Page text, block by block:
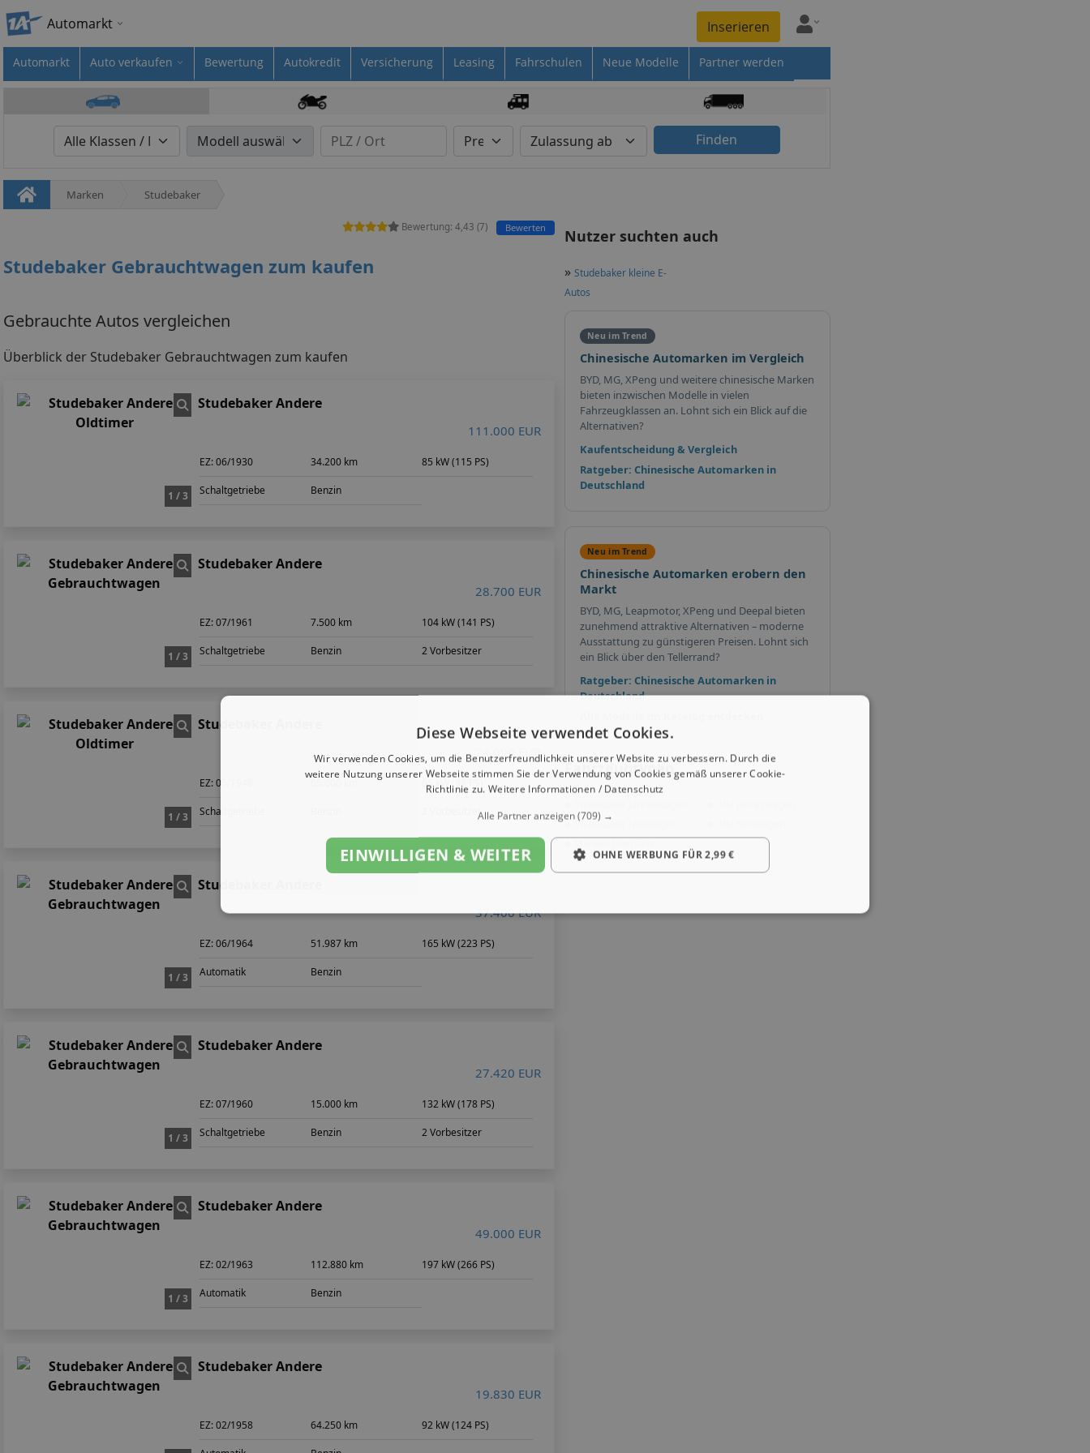
Automarkt Inserieren
Automarkt Auto verkaufen Bewertung Autokredit Versicherung Leasing Fahrschulen Neue Modelle Partner werden
Finden
Marken Studebaker
Nutzer suchten auch
» Studebaker kleine E-
Autos
Neu im Trend
Chinesische Automarken im Vergleich
BYD, MG, XPeng und weitere chinesische Marken
bieten inzwischen Modelle in vielen
Fahrzeugklassen an. Lohnt sich ein Blick auf die
Alternativen?
Kaufentscheidung & Vergleich
Ratgeber: Chinesische Automarken in
Deutschland
Neu im Trend
Chinesische Automarken erobern den
Markt
BYD, MG, Leapmotor, XPeng und Deepal bieten
zunehmend attraktive Alternativen – moderne
Ausstattung zu günstigeren Preisen. Lohnt sich
ein Blick über den Tellerrand?
Ratgeber: Chinesische Automarken in
Deutschland
Fahrzeugtypen
»Studebaker
»
Bewertung: 4,43 (7) Bewerten
Studebaker Gebrauchtwagen zum kaufen
Gebrauchte Autos vergleichen
Überblick der Studebaker Gebrauchtwagen zum kaufen
1 / 3
Studebaker Andere
111.000 EUR
EZ:06/1930 34.200 km 85 kW (115 PS)
Schaltgetriebe Benzin
1 / 3
Studebaker Andere
28.700 EUR
EZ:07/1961 7.500 km 104 kW (141 PS)
Schaltgetriebe Benzin 2 Vorbesitzer
1 / 3
Studebaker Andere
24.000 EUR
EZ:05/1948 65 kW (88 PS)
Schaltgetriebe 2 Vorbesitzer
1 / 3
Studebaker Andere
37.400 EUR
EZ:06/1964 51.987 km 165 kW (223 PS)
Automatik Benzin
1 / 3
Studebaker Andere
27.420 EUR
EZ:07/1960 15.000 km 132 kW (178 PS)
Schaltgetriebe Benzin 2 Vorbesitzer
1 / 3
Studebaker Andere
49.000 EUR
EZ:02/1963 112.880 km 197 kW (266 PS)
Automatik Benzin
Studebaker Andere
19.830 EUR
EZ:02/1958 64.250 km 92 kW (124 PS)
Diese Webseite verwendet Cookies.
Wir verwenden Cookies, um die Benutzerfreundlichkeit unserer Website zu verbessern. Durch die
weitere Nutzung unserer Webseite stimmen Sie der Verwendung von Cookies gemäß unserer Cookie-
Richtlinie zu. Weitere Informationen / Datenschutz
Alle Partner anzeigen(709) →
EINWILLIGEN & WEITER OHNE WERBUNG FÜR 2,99 €